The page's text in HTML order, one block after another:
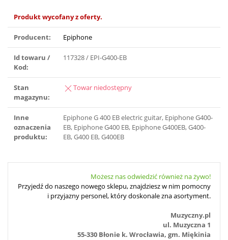
Produkt wycofany z oferty.
Producent: Epiphone
Id towaru /
Kod:
117328 / EPI-G400-EB
Stan
magazynu:
Towar niedostępny
Inne
oznaczenia
produktu:
Epiphone G 400 EB electric guitar, Epiphone G400-
EB, Epiphone G400 EB, Epiphone G400EB, G400-
EB, G400 EB, G400EB
Możesz nas odwiedzić również na żywo!
Przyjedź do naszego nowego sklepu, znajdziesz w nim pomocny
i przyjazny personel, który doskonale zna asortyment.
Muzyczny.pl
ul. Muzyczna 1
55-330 Błonie k. Wrocławia, gm. Miękinia